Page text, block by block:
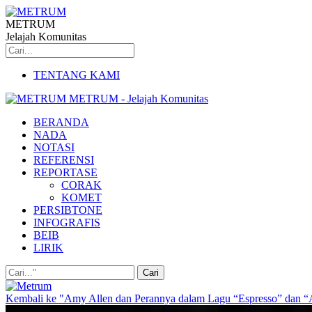
METRUM
Jelajah Komunitas
TENTANG KAMI
METRUM - Jelajah Komunitas
BERANDA
NADA
NOTASI
REFERENSI
REPORTASE
CORAK
KOMET
PERSIBTONE
INFOGRAFIS
BEIB
LIRIK
Kembali ke "Amy Allen dan Perannya dalam Lagu “Espresso” dan